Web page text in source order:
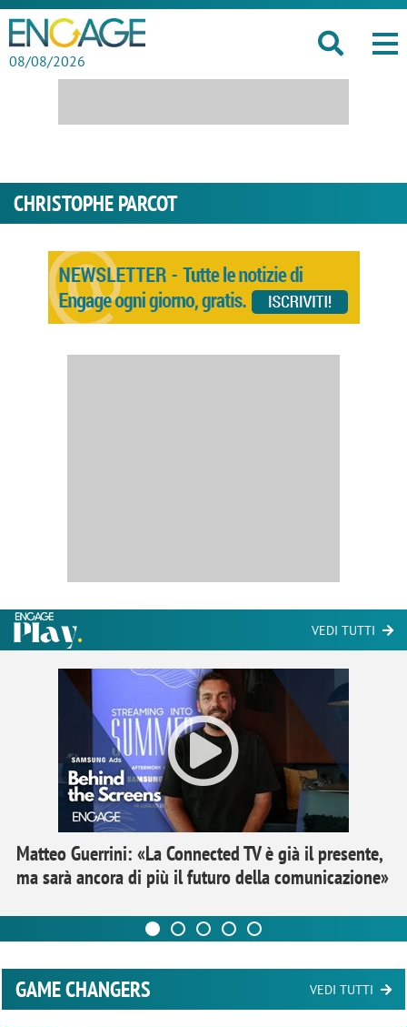
08/08/2026
CHRISTOPHE PARCOT
VEDI TUTTI
Matteo Guerrini: «La Connected TV è già il presente,
ma sarà ancora di più il futuro della comunicazione»
GAME CHANGERS VEDI TUTTI